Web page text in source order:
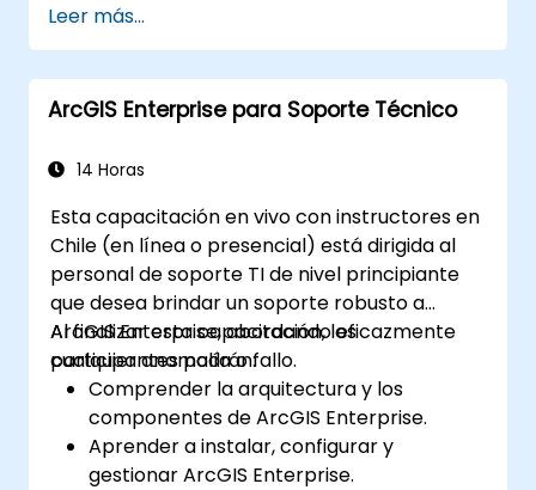
Realizar análisis espaciales avanzados y
tareas de geoprocésamiento.
Automatizar flujos de trabajo mediante
ModelBuilder y Python.
Leer más...
ArcGIS Enterprise para Soporte Técnico
14 Horas
Esta capacitación en vivo con instructores en
Chile (en línea o presencial) está dirigida al
personal de soporte TI de nivel principiante
que desea brindar un soporte robusto a
ArcGIS Enterprise, abordando eficazmente
cualquier anomalía o fallo.
Al finalizar esta capacitación, los
participantes podrán:
Comprender la arquitectura y los
componentes de ArcGIS Enterprise.
Aprender a instalar, configurar y
gestionar ArcGIS Enterprise.